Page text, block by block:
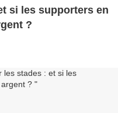
si les supporters en
?